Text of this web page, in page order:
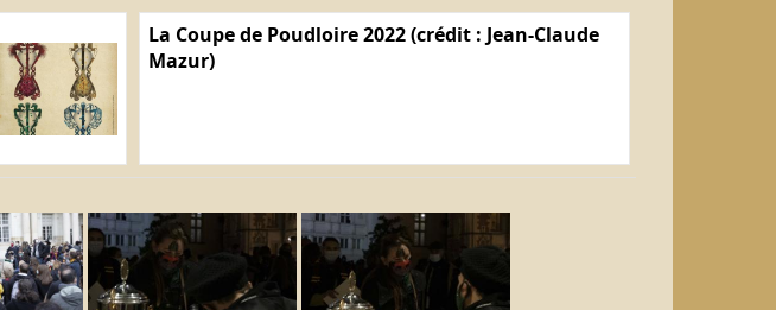
La Coupe de Poudloire 2022 (crédit : Jean-Claude
Mazur)